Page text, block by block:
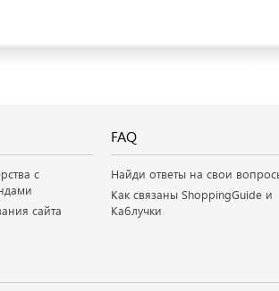
с
сайта
FAQ
Найди ответы на свои
Как связаны ShoppingGuide и
Каблучки